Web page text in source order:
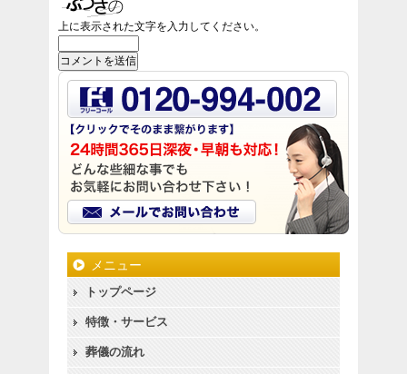
上に表示された文字を入力してください。
メニュー
トップページ
特徴・サービス
葬儀の流れ